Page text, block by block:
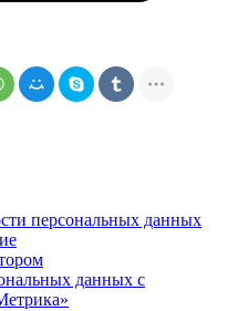
персональных данных
данных с